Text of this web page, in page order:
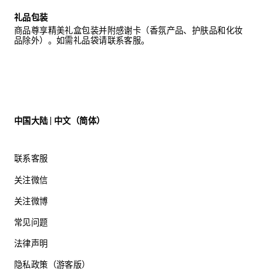
礼品包装
商品尊享精美礼盒包装并附感谢卡（香氛产品、护肤品和化妆
品除外）。如需礼品袋请联系客服。
中国大陆 | 中文（简体）
联系客服
关注微信
关注微博
常见问题
法律声明
隐私政策（游客版）